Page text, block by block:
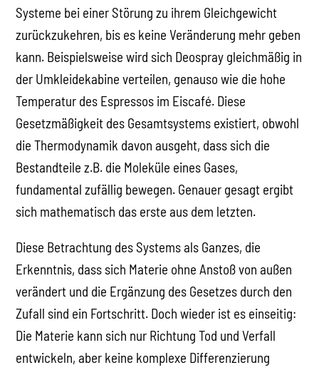
Systeme bei einer Störung zu ihrem Gleichgewicht
zurückzukehren, bis es keine Veränderung mehr geben
kann. Beispielsweise wird sich Deospray gleichmäßig in
der Umkleidekabine verteilen, genauso wie die hohe
Temperatur des Espressos im Eiscafé. Diese
Gesetzmäßigkeit des Gesamtsystems existiert, obwohl
die Thermodynamik davon ausgeht, dass sich die
Bestandteile z.B. die Moleküle eines Gases,
fundamental zufällig bewegen. Genauer gesagt ergibt
sich mathematisch das erste aus dem letzten.
Diese Betrachtung des Systems als Ganzes, die
Erkenntnis, dass sich Materie ohne Anstoß von außen
verändert und die Ergänzung des Gesetzes durch den
Zufall sind ein Fortschritt. Doch wieder ist es einseitig:
Die Materie kann sich nur Richtung Tod und Verfall
entwickeln, aber keine komplexe Differenzierung